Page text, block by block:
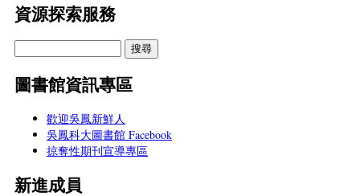
資源探索服務
圖書館資訊專區
歡迎吳鳳新鮮人
吳鳳科大圖書館 Facebook
掠奪性期刊宣導專區
新進成員